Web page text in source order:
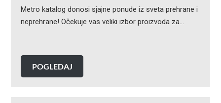
Metro katalog donosi sjajne ponude iz sveta prehrane i
neprehrane! Očekuje vas veliki izbor proizvoda za…
POGLEDAJ